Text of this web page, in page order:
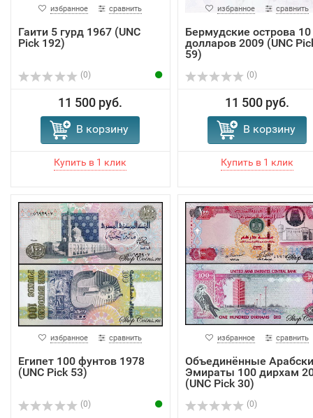
избранное сравнить
Гаити 5 гурд 1967 (UNC
Pick 192)
(0)
11 500 руб.
В корзину
избранное сравнить
Бермудские острова 10
долларов 2009 (UNC
59)
(0)
11 500 руб.
В корзину
избранное сравнить
Египет 100 фунтов 1978
(UNC Pick 53)
(0)
избранное сравнить
Объединённые
Эмираты 100 дирхам
(UNC Pick 30)
(0)